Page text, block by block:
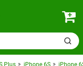
Plus iPhone 6S iPhone